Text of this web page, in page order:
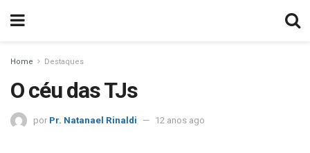
Home Destaques
O céu das TJs
por Pr. Natanael Rinaldi 12 anos ago